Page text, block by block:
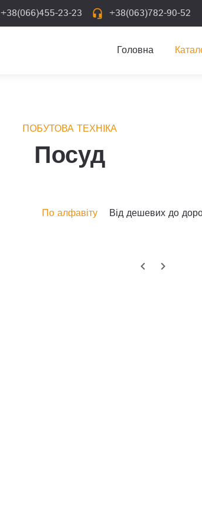
+38(066)455-23-23 headset_mic +38(063)782-90-52
Головна
ПОБУТОВА ТЕХНІКА
Посуд
Від дешевих до
chevron_left chevron_right